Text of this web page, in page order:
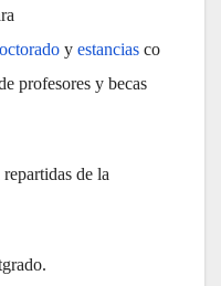
y estancias co
profesores y becas
de la